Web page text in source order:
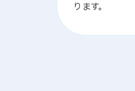
ります。